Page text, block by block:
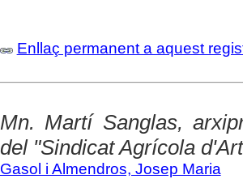
Enllaç permanent a aquest
Mn. Martí Sanglas,
del "Sindicat Agrícola
Gasol i Almendros, Josep Maria